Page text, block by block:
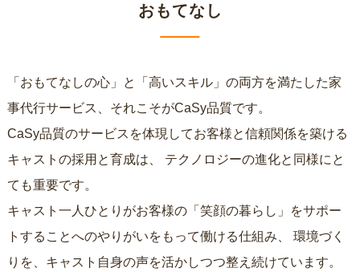
おもてなし
「おもてなしの心」と「高いスキル」の両方を満たした家
事代行サービス、それこそがCaSy品質です。
CaSy品質のサービスを体現してお客様と信頼関係を築ける
キャストの採用と育成は、
ても重要です。
キャスト一人ひとりがお客様の「笑顔の暮らし」をサポー
トすることへのやりがいをもって働ける仕組み、
りを、キャスト自身の声を活かしつつ整え続けています。